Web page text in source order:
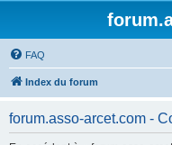
FAQ
Index du forum
forum.asso-arcet.com -